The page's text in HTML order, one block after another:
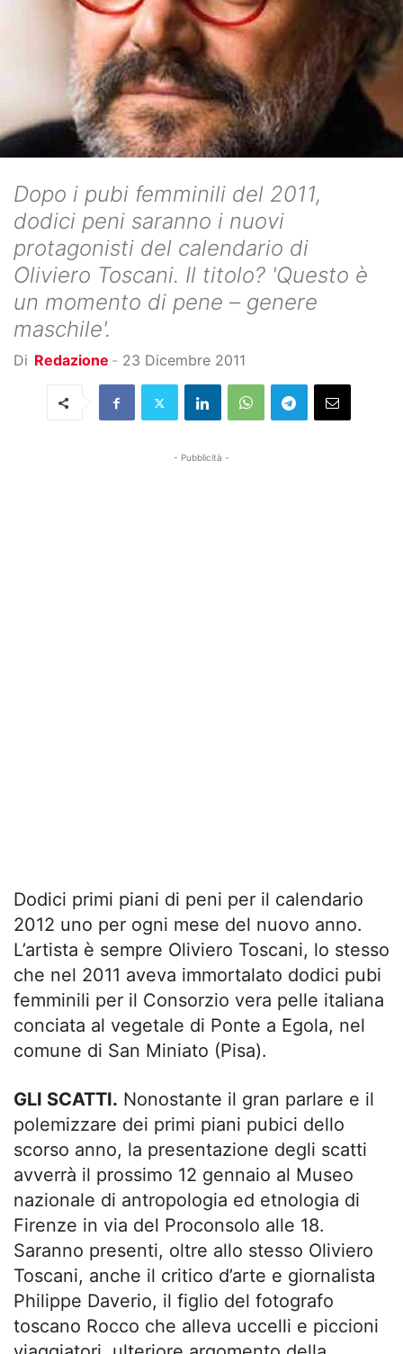
Dopo i pubi femminili del 2011,
dodici peni saranno i nuovi
protagonisti del calendario di
Oliviero Toscani. Il titolo? 'Questo è
un momento di pene – genere
maschile'.
Di Redazione - 23 Dicembre 2011
- Pubblicità -
Dodici primi piani di peni per il calendario
2012 uno per ogni mese del nuovo anno.
L’artista è sempre Oliviero Toscani, lo stesso
che nel 2011 aveva immortalato dodici pubi
femminili per il Consorzio vera pelle italiana
conciata al vegetale di Ponte a Egola, nel
comune di San Miniato (Pisa).
GLI SCATTI. Nonostante il gran parlare e il
polemizzare dei primi piani pubici dello
scorso anno, la presentazione degli scatti
avverrà il prossimo 12 gennaio al Museo
nazionale di antropologia ed etnologia di
Firenze in via del Proconsolo alle 18.
Saranno presenti, oltre allo stesso Oliviero
Toscani, anche il critico d’arte e giornalista
Philippe Daverio, il figlio del fotografo
toscano Rocco che alleva uccelli e piccioni